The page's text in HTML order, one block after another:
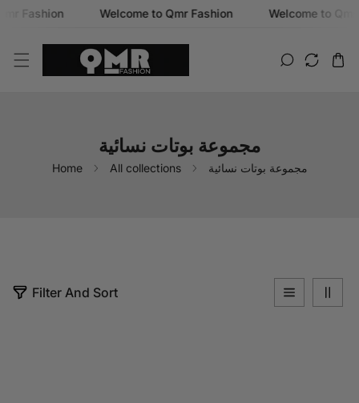
SKIP TO CONTENT
Fashion Welcome to Qmr Fashion Welcome to Qmr
مجموعة بوتات نسائية
Home All collections مجموعة بوتات نسائية
Filter And Sort
0
p